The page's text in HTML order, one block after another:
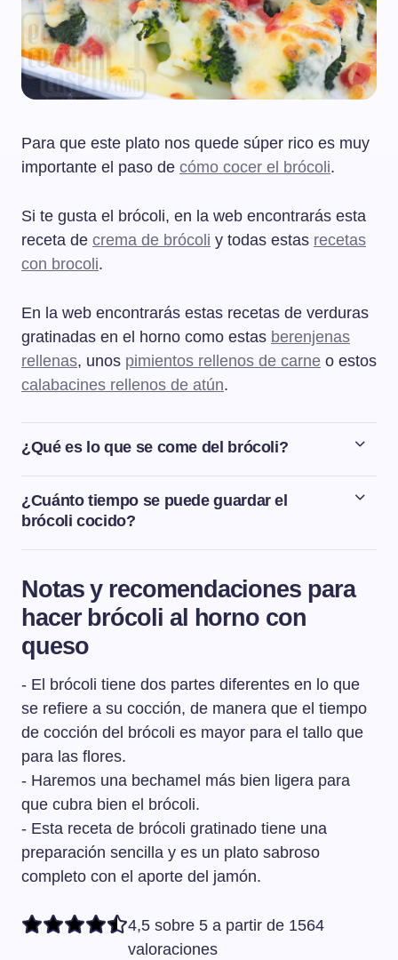
Para que este plato nos quede súper rico es muy
importante el paso de cómo cocer el brócoli.
Si te gusta el brócoli, en la web encontrarás esta
receta de crema de brócoli y todas estas recetas
con brocoli.
En la web encontrarás estas recetas de verduras
gratinadas en el horno como estas berenjenas
rellenas, unos pimientos rellenos de carne o estos
calabacines rellenos de atún.
¿Qué es lo que se come del brócoli?
Del brócoli se puede comer todo, tanto las flores, que es
lo que siempre se suele cocinar, como el tallo. El tallo al
ser más duro que las flores, va a necesitar un par de
¿Cuánto tiempo se puede guardar el
brócoli cocido?
Una vez cocido el brócoli, lo podemos guardar en la
cerrado durante 2 días.
Notas y recomendaciones para
hacer brócoli al horno con
queso
- El brócoli tiene dos partes diferentes en lo que
se refiere a su cocción, de manera que el tiempo
de cocción del brócoli es mayor para el tallo que
para las flores.
- Haremos una bechamel más bien ligera para
que cubra bien el brócoli.
- Esta receta de brócoli gratinado tiene una
preparación sencilla y es un plato sabroso
completo con el aporte del jamón.
4,5 sobre 5 a partir de 1564
valoraciones